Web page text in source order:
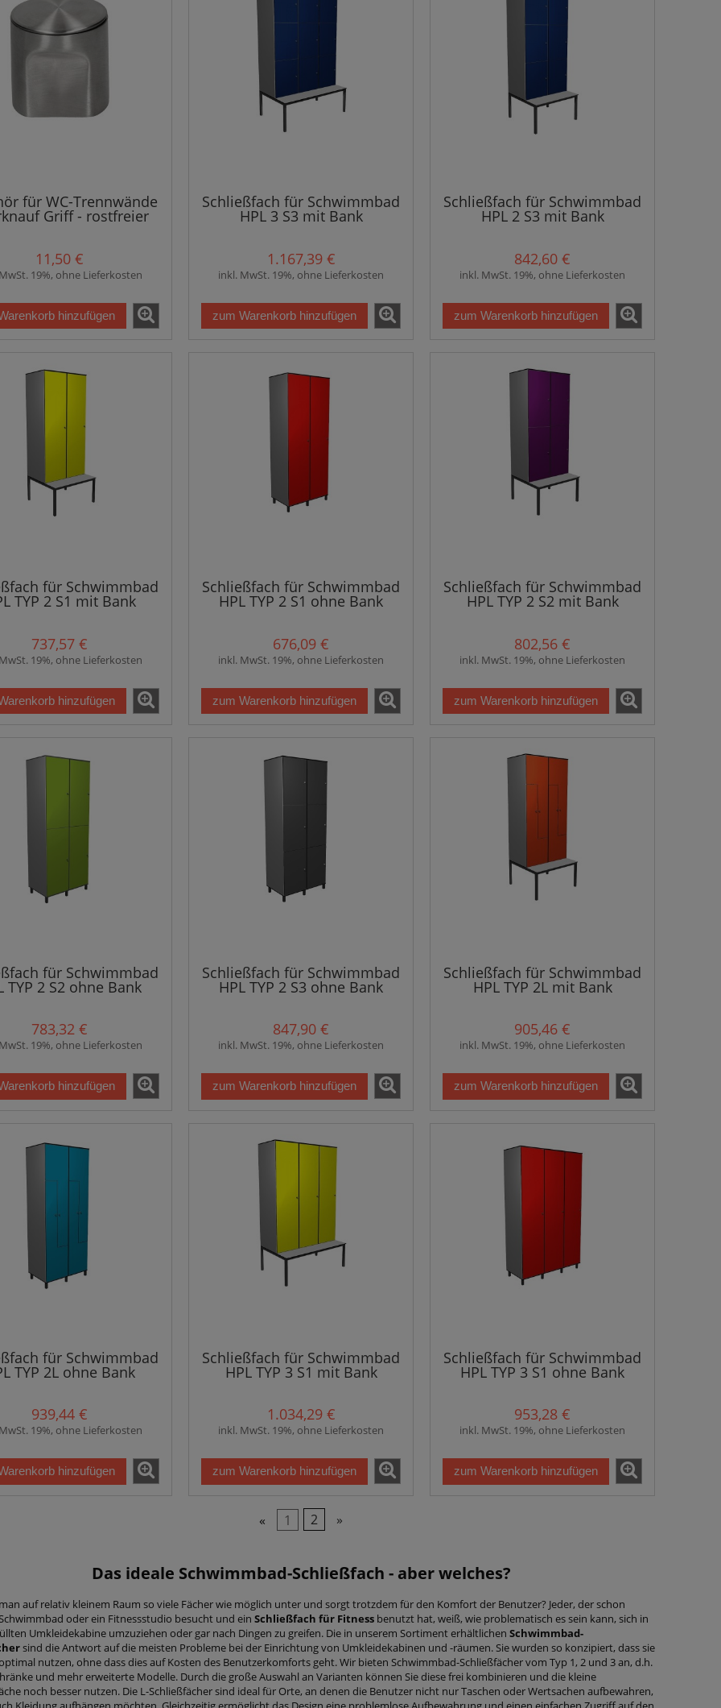
für WC-Trennwände
Griff - rostfreier
11,50 €
19%, ohne Lieferkosten
hinzufügen
Schließfach für Schwimmbad
HPL 3 S3 mit Bank
1.167,39 €
inkl. MwSt. 19%, ohne Lieferkosten
zum Warenkorb hinzufügen
Schließfach für Schwimmbad
HPL 2 S3 mit Bank
842,60 €
inkl. MwSt. 19%, ohne Lieferkosten
zum Warenkorb hinzufügen
für Schwimmbad
TYP 2 S1 mit Bank
737,57 €
19%, ohne Lieferkosten
hinzufügen
Schließfach für Schwimmbad
HPL TYP 2 S1 ohne Bank
676,09 €
inkl. MwSt. 19%, ohne Lieferkosten
zum Warenkorb hinzufügen
Schließfach für Schwimmbad
HPL TYP 2 S2 mit Bank
802,56 €
inkl. MwSt. 19%, ohne Lieferkosten
zum Warenkorb hinzufügen
für Schwimmbad
TYP 2 S2 ohne Bank
783,32 €
19%, ohne Lieferkosten
hinzufügen
Schließfach für Schwimmbad
HPL TYP 2 S3 ohne Bank
847,90 €
inkl. MwSt. 19%, ohne Lieferkosten
zum Warenkorb hinzufügen
Schließfach für Schwimmbad
HPL TYP 2L mit Bank
905,46 €
inkl. MwSt. 19%, ohne Lieferkosten
zum Warenkorb hinzufügen
für Schwimmbad
TYP 2L ohne Bank
939,44 €
19%, ohne Lieferkosten
hinzufügen
Schließfach für Schwimmbad
HPL TYP 3 S1 mit Bank
1.034,29 €
inkl. MwSt. 19%, ohne Lieferkosten
zum Warenkorb hinzufügen
Schließfach für Schwimmbad
HPL TYP 3 S1 ohne Bank
953,28 €
inkl. MwSt. 19%, ohne Lieferkosten
zum Warenkorb hinzufügen
« 1 2 »
Das ideale Schwimmbad-Schließfach - aber welches?
auf relativ kleinem Raum so viele Fächer wie möglich unter und sorgt trotzdem für den Komfort der Benutzer? Jeder, der schon
oder ein Fitnessstudio besucht und ein Schließfach für Fitness benutzt hat, weiß, wie problematisch es sein kann, sich in
Umkleidekabine umzuziehen oder gar nach Dingen zu greifen. Die in unserem Sortiment erhältlichen Schwimmbad-
sind die Antwort auf die meisten Probleme bei der Einrichtung von Umkleidekabinen und -räumen. Sie wurden so konzipiert, dass sie
nutzen, ohne dass dies auf Kosten des Benutzerkomforts geht. Wir bieten Schwimmbad-Schließfächer vom Typ 1, 2 und 3 an, d.h.
und mehr erweiterte Modelle. Durch die große Auswahl an Varianten können Sie diese frei kombinieren und die kleine
noch besser nutzen. Die L-Schließfächer sind ideal für Orte, an denen die Benutzer nicht nur Taschen oder Wertsachen aufbewahren,